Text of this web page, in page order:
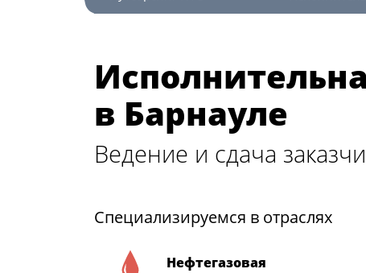
в Барнауле
Ведение и сдача
Специализируемся в отраслях
Нефтегазовая